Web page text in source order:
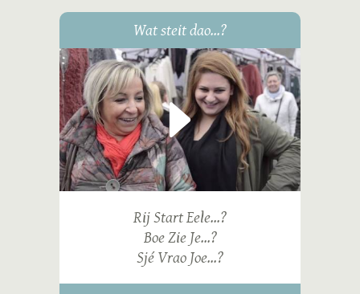
Wat steit dao...?
Rij Start Eele...?
Boe Zie Je...?
Sjé Vrao Joe...?